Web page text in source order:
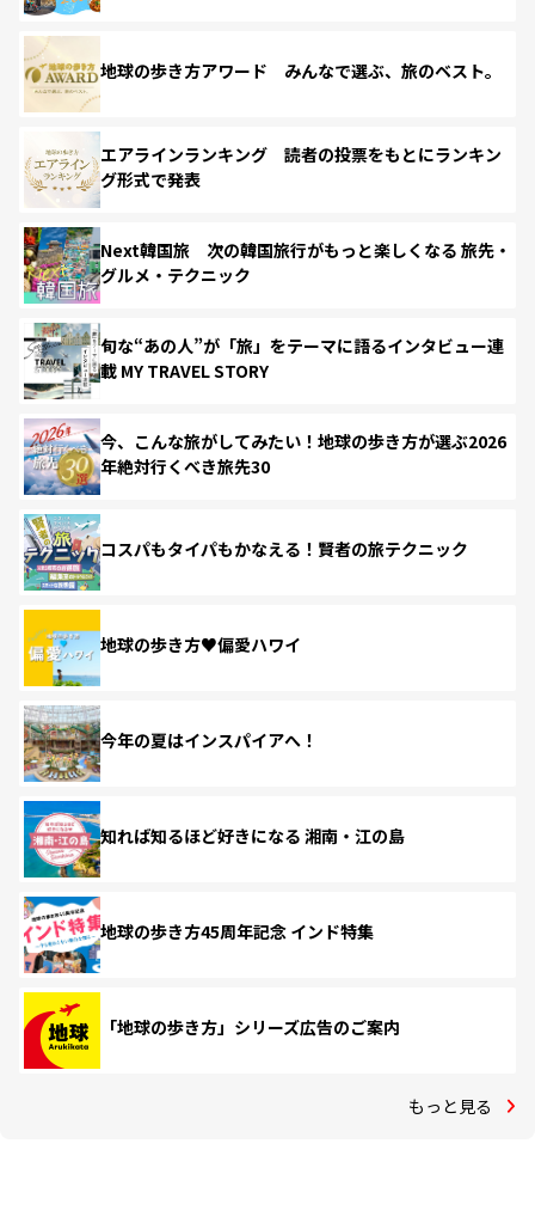
地球の歩き方アワード みんなで選ぶ、旅のベスト。
エアラインランキング 読者の投票をもとにランキン
グ形式で発表
Next韓国旅 次の韓国旅行がもっと楽しくなる 旅先・
グルメ・テクニック
旬な“あの人”が「旅」をテーマに語るインタビュー連
載 MY TRAVEL STORY
今、こんな旅がしてみたい！地球の歩き方が選ぶ2026
年絶対行くべき旅先30
コスパもタイパもかなえる！賢者の旅テクニック
地球の歩き方♥偏愛ハワイ
今年の夏はインスパイアへ！
知れば知るほど好きになる 湘南・江の島
地球の歩き方45周年記念 インド特集
「地球の歩き方」シリーズ広告のご案内
もっと見る